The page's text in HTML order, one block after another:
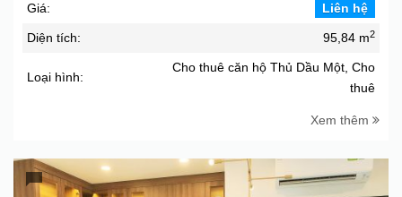
Giá:
Liên hệ
Diện tích: 95,84 m2
Loại hình:
Cho thuê căn hộ Thủ Dầu Một, Cho
thuê
Xem thêm